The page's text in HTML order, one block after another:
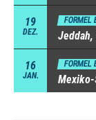
19
DEZ.
FORMEL
Jeddah,
16
JAN.
FORMEL